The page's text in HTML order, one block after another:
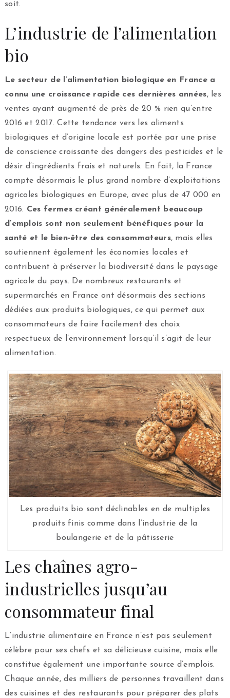
soit.
L’industrie de l’alimentation
bio
Le secteur de l’alimentation biologique en France a
connu une croissance rapide ces dernières années, les
ventes ayant augmenté de près de 20 % rien qu’entre
2016 et 2017. Cette tendance vers les aliments
biologiques et d’origine locale est portée par une prise
de conscience croissante des dangers des pesticides et le
désir d’ingrédients frais et naturels. En fait, la France
compte désormais le plus grand nombre d’exploitations
agricoles biologiques en Europe, avec plus de 47 000 en
2016. Ces fermes créant généralement beaucoup
d’emplois sont non seulement bénéfiques pour la
santé et le bien-être des consommateurs, mais elles
soutiennent également les économies locales et
contribuent à préserver la biodiversité dans le paysage
agricole du pays. De nombreux restaurants et
supermarchés en France ont désormais des sections
dédiées aux produits biologiques, ce qui permet aux
consommateurs de faire facilement des choix
respectueux de l’environnement lorsqu’il s’agit de leur
alimentation.
Les produits bio sont déclinables en de multiples
produits finis comme dans l’industrie de la
boulangerie et de la pâtisserie
Les chaînes agro-
industrielles jusqu’au
consommateur final
L’industrie alimentaire en France n’est pas seulement
célèbre pour ses chefs et sa délicieuse cuisine, mais elle
constitue également une importante source d’emplois.
Chaque année, des milliers de personnes travaillent dans
des cuisines et des restaurants pour préparer des plats